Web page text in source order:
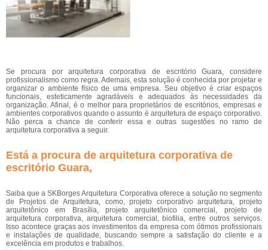
Se procura por arquitetura corporativa de escritório Guara, considere
profissionalismo como regra. Ademais, esta solução é conhecida por projetar e
organizar o ambiente físico de uma empresa. Seu objetivo é criar espaços
funcionais, esteticamente agradáveis e adequados às necessidades da
organização. Afinal, é o melhor para proprietários de escritórios, empresas e
ambientes corporativos quando o assunto é arquitetura de espaço corporativo.
Não perca a chance de conferir essa e outras sugestões no ramo de
arquitetura corporativa a seguir.
Está a procura de arquitetura corporativa de
escritório Guara,
Saiba que a SKBorges Arquitetura Corporativa oferece a solução no segmento
de Projetos de Arquitetura, como, projeto corporativo arquitetura, projeto
arquitetônico em Brasília, projeto arquitetônico comercial, projeto de
arquitetura corporativa, arquitetura comercial, biofilia, entre outros serviços.
Isso acontece graças aos investimentos da empresa com ótimos profissionais
e instalações de qualidade, buscando sempre a satisfação do cliente e a
excelência em produtos e trabalhos.